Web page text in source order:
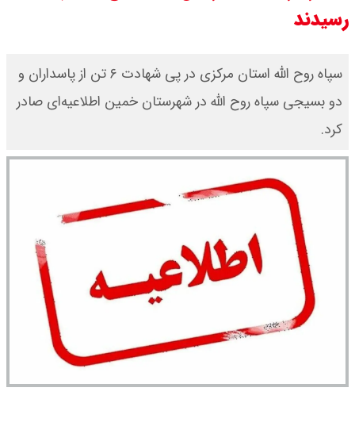
مرداد ۱۴۰۵ / سکه پارسیان ۲۰۰ سوتی
چند؟ + جدول
رسیدند
سپاه روح الله استان مرکزی در پی شهادت ۶ تن از پاسداران و
دو بسیجی سپاه روح الله در شهرستان خمین اطلاعیه‌ای صادر
کرد.